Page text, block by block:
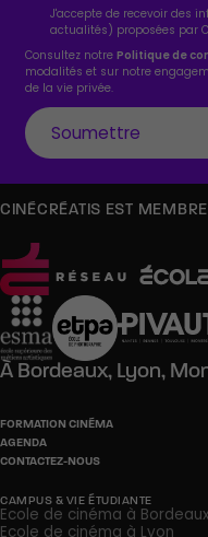
J'accepte de recevoir des
actualités) proposées par
Consultez notrePolitique de
modalités et sur notre
de la vie privée.
CINÉCRÉATIS EST
À Bordeaux, Lyon,
FORMATION CINÉMA
AGENDA
CONTACTEZ-NOUS
CAMPUS & VIE ÉTUDIANTE
Ecole de cinéma à Bordeaux
Ecole de cinéma à Lyon